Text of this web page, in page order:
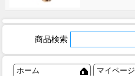
商品検索
ホーム マイページ